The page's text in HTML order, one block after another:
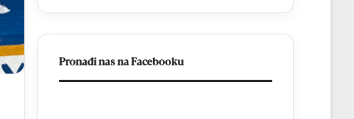
otvorila
prema
miru
Pronađi nas na Facebooku